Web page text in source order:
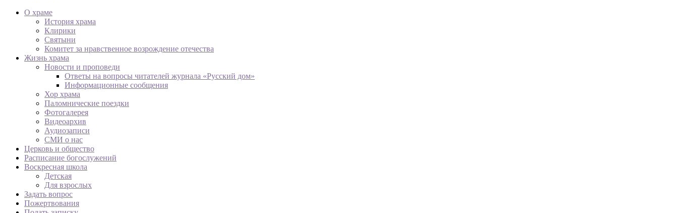
О храме
История храма
Клирики
Святыни
Комитет за нравственное возрождение отечества
Жизнь храма
Новости и проповеди
Ответы на вопросы читателей журнала «Русский дом»
Информационные сообщения
Хор храма
Паломнические поездки
Фотогалерея
Видеоархив
Аудиозаписи
СМИ о нас
Церковь и общество
Расписание богослужений
Воскресная школа
Детская
Для взрослых
Задать вопрос
Пожертвования